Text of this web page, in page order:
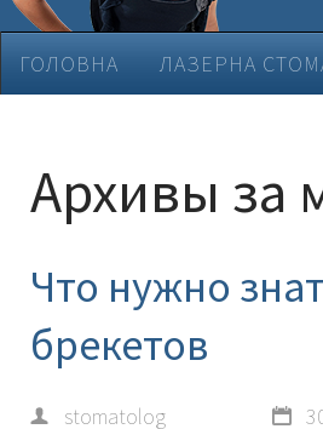
ГОЛОВНА ЛАЗЕРНА
ЕСТЕТИЧНА СТОМАТОЛОГІЯ
Архивы за
Что нужно
брекетов
stomatolog